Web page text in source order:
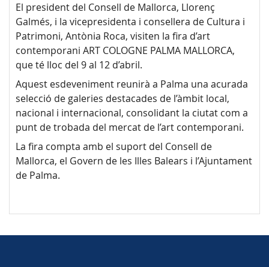
El president del Consell de Mallorca, Llorenç
Galmés, i la vicepresidenta i consellera de Cultura i
Patrimoni, Antònia Roca, visiten la fira d’art
contemporani ART COLOGNE PALMA MALLORCA,
que té lloc del 9 al 12 d’abril.
Aquest esdeveniment reunirà a Palma una acurada
selecció de galeries destacades de l’àmbit local,
nacional i internacional, consolidant la ciutat com a
punt de trobada del mercat de l’art contemporani.
La fira compta amb el suport del Consell de
Mallorca, el Govern de les Illes Balears i l’Ajuntament
de Palma.